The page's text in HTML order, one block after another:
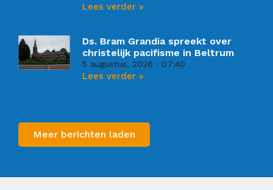
Lees verder »
Ds. Bram Grandia spreekt over
christelijk pacifisme in Beltrum
5 augustus, 2026 07:40
Lees verder »
Meer berichten laden